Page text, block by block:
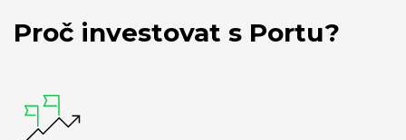
Proč investovat s Portu?